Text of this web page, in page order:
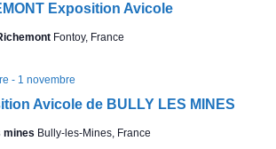
Exposition Avicole
Fontoy, France
Avicole de BULLY LES MINES
- 1 novembre
mines Bully-les-Mines, France